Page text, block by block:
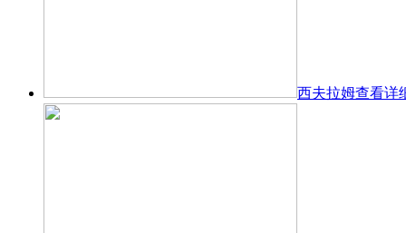
西夫拉姆查看详